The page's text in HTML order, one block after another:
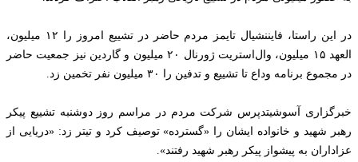
در این راستا، فایننشیال تایمز مردم حاضر در تشییع امروز را ۱۲ میلیون،
العهد ۱۵ میلیون، وال‌استریت ژورنال ۲۰ میلیون و گاردین نیز جمعیت حاضر
در مجموع برنامه وداع تا تشییع و تدفین را ۳۰ میلیون نفر تخمین زد.
خبرگزاری آسوشیتدپرس شرکت مردم در مراسم روز دوشنبه تشییع پیکر
رهبر شهید و خانواده ایشان را «گسترده» توصیف کرد و تیتر زد: «دریایی از
عزاداران به پیشواز پیکر رهبر شهید رفتند».